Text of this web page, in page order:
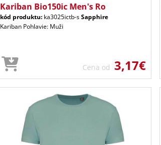
Kariban Bio150ic Men's Ro
kód produktu: ka3025ictb-sSapphire
Kariban Pohlavie: Muži
Cena od 3,17€